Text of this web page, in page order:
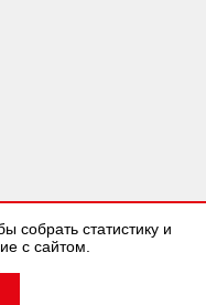
SDev
собрать статистику и
с сайтом.